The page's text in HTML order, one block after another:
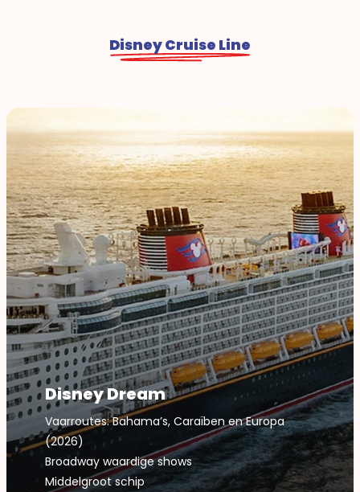
Disney Cruise Line
Disney Dream
Vaarroutes: Bahama’s, Caraïben en Europa
(2026)
Broadway waardige shows
Middelgroot schip